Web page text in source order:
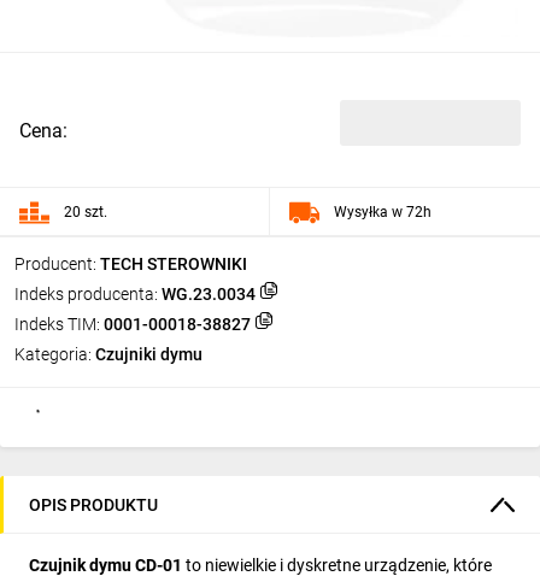
Producent: TECH STEROWNIKI
Indeks producenta: WG.23.0034
Indeks TIM: 0001-00018-38827
Kategoria: Czujniki dymu
Cena:
20 szt. Wysyłka w 72h
OPIS PRODUKTU
Czujnik dymu CD-01 to niewielkie i dyskretne urządzenie, które